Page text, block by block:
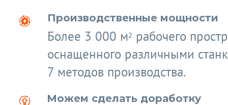
Производственные мощности
Более 3 000 м² рабочего
оснащенного различными
7 методов производства.
Можем сделать доработку